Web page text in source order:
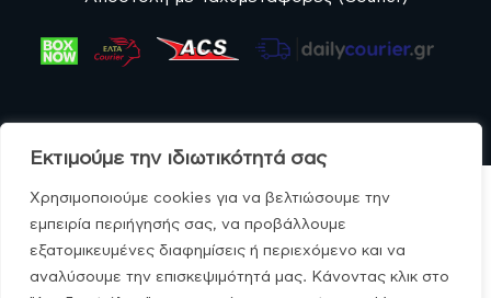
Εκτιμούμε την ιδιωτικότητά σας
Χρησιμοποιούμε cookies για να βελτιώσουμε την
εμπειρία περιήγησής σας, να προβάλλουμε
εξατομικευμένες διαφημίσεις ή περιεχόμενο και να
αναλύσουμε την επισκεψιμότητά μας. Κάνοντας κλικ στο
© MonoBio.gr 2020-2026.